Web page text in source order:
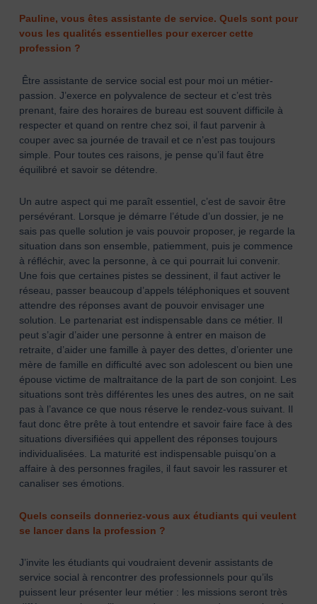
Pauline, vous êtes assistante de service. Quels sont pour
vous les qualités essentielles pour exercer cette
profession ?
Être assistante de service social est pour moi un métier-
passion. J’exerce en polyvalence de secteur et c’est très
prenant, faire des horaires de bureau est souvent difficile à
respecter et quand on rentre chez soi, il faut parvenir à
couper avec sa journée de travail et ce n’est pas toujours
simple. Pour toutes ces raisons, je pense qu’il faut être
équilibré et savoir se détendre.
Un autre aspect qui me paraît essentiel, c’est de savoir être
persévérant. Lorsque je démarre l’étude d’un dossier, je ne
sais pas quelle solution je vais pouvoir proposer, je regarde la
situation dans son ensemble, patiemment, puis je commence
à réfléchir, avec la personne, à ce qui pourrait lui convenir.
Une fois que certaines pistes se dessinent, il faut activer le
réseau, passer beaucoup d’appels téléphoniques et souvent
attendre des réponses avant de pouvoir envisager une
solution. Le partenariat est indispensable dans ce métier. Il
peut s’agir d’aider une personne à entrer en maison de
retraite, d’aider une famille à payer des dettes, d’orienter une
mère de famille en difficulté avec son adolescent ou bien une
épouse victime de maltraitance de la part de son conjoint. Les
situations sont très différentes les unes des autres, on ne sait
pas à l’avance ce que nous réserve le rendez-vous suivant. Il
faut donc être prête à tout entendre et savoir faire face à des
situations diversifiées qui appellent des réponses toujours
individualisées. La maturité est indispensable puisqu’on a
affaire à des personnes fragiles, il faut savoir les rassurer et
canaliser ses émotions.
Quels conseils donneriez-vous aux étudiants qui veulent
se lancer dans la profession ?
J’invite les étudiants qui voudraient devenir assistants de
service social à rencontrer des professionnels pour qu’ils
puissent leur présenter leur métier : les missions seront très